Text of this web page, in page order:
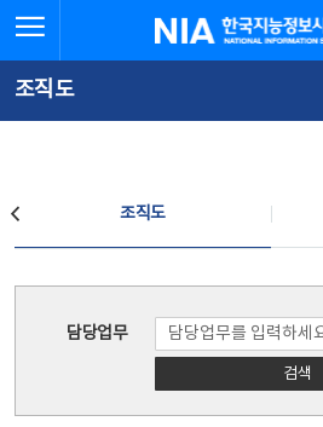
문
로
가
체
뉴
바
가
한국지능정보사회진흥원
조직도
조직도
담당업무
검색